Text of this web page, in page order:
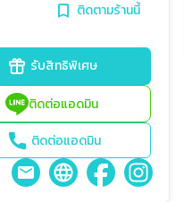
ติดตามร้านนี้
รับสิทธิพิเศษ
ติดต่อแอดมิน
ติดต่อแอดมิน